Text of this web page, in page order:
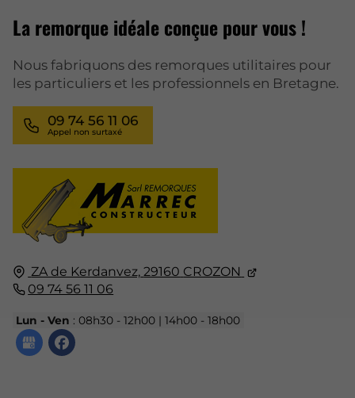
ZA de Kerdanvez, 29160 CROZON
09 74 56 11 06
Lun - Ven : 08h30 - 12h00 | 14h00 - 18h00
La remorque idéale conçue pour vous !
Nous fabriquons des remorques utilitaires pour
les particuliers et les professionnels en Bretagne.
09 74 56 11 06